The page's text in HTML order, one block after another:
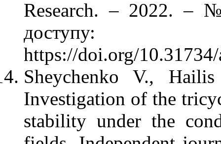
Research. – 2022. –
доступу:
https://doi.org/
Sheychenko V.,
Investigation of the
stability under the